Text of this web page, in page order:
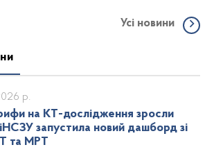
Усі новини
на КТ-дослідження зросли
запустила новий дашборд зі
та МРТ
р.